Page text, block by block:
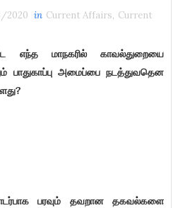
2020 in Current Affairs, Current
எந்த மாநகரில் காவல்துறையை
பாதுகாப்பு அமைப்பை நடத்துவதென
பரவும் தவறான தகவல்களை